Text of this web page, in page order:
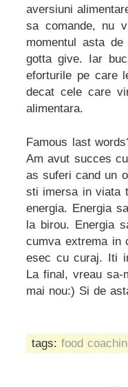
aversiuni
sa comande, nu
momentul asta
gotta give. Iar
eforturile pe care
decat cele care
alimentara.
Famous last
Am avut succes
as suferi cand un
sti imersa in viata
energia. Energia
la birou. Energia
cumva extrema in
esec cu curaj. Iti
La final, vreau
mai nou:) Si de
tags: food